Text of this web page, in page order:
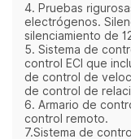
4. Pruebas
electrógenos.
silenciamiento de
5. Sistema de
control ECI que
de control de
de control de
6. Armario de
control remoto.
7.Sistema de